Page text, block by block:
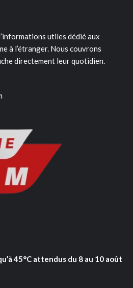
utiles dédié aux
à l’étranger. Nous couvrons
directement leur quotidien.
45°C attendus du 8 au 10 août